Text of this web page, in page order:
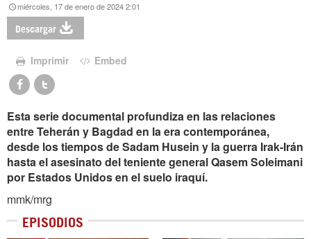
miércoles, 17 de enero de 2024 2:01
Descargar
Imprimir Embed
Esta serie documental profundiza en las relaciones
entre Teherán y Bagdad en la era contemporánea,
desde los tiempos de Sadam Husein y la guerra Irak-Irán
hasta el asesinato del teniente general Qasem Soleimani
por Estados Unidos en el suelo iraquí.
mmk/mrg
EPISODIOS